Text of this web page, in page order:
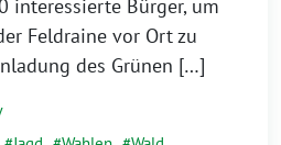
interessierte Bürger, um
Feldraine vor Ort zu
des Grünen […]